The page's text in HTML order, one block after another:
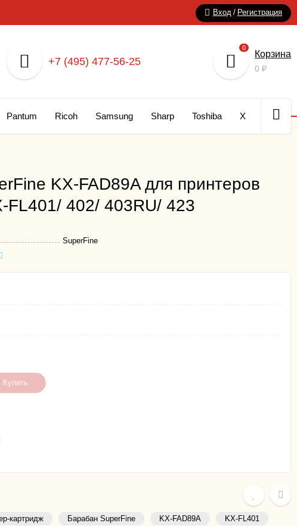
Вход / Регистрация
+7 (495) 477-56-25
0
Корзина
0 ₽
Pantum Ricoh Samsung Sharp Toshiba Xerox
KX-FAD89A для принтеров
FL401/ 402/ 403RU/ 423
SuperFine
Купить
картридж Барабан SuperFine KX-FAD89A
KX-FL401